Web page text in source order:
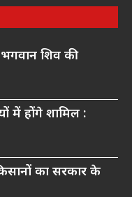
भगवान शिव की
में होंगे शामिल :
का सरकार के